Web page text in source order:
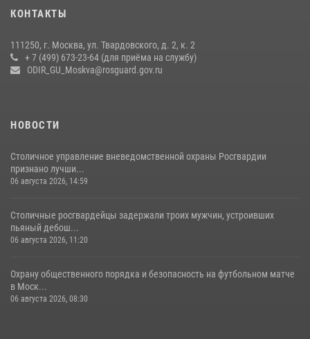
чемпионат по самбо (виео)
Центр профессиональной подготовки сотрудников
КОНТАКТЫ
111250, г. Москва, ул. Твардовского, д. 2, к. 2
+ 7 (499) 673-23-64 (для приёма на службу)
ODIR_GU_Moskva@rosguard.gov.ru
НОВОСТИ
Столичное управление вневедомственной охраны Росгвардии
признано лучши...
06 августа 2026, 14:59
Столичные росгвардейцы задержали троих мужчин, устроивших
пьяный дебош...
06 августа 2026, 11:20
Охрану общественного порядка и безопасность на футбольном матче
в Моск...
06 августа 2026, 08:30